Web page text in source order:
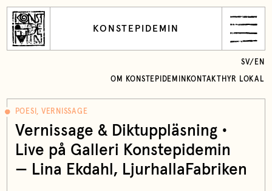
KONSTEPIDEMIN
OM KONSTEPIDEMIN KONTAKT HYR LOKAL
SV/ EN
POESI, VERNISSAGE
Vernissage & Diktuppläsning •
Live på Galleri Konstepidemin
— Lina Ekdahl , LjurhallaFabriken